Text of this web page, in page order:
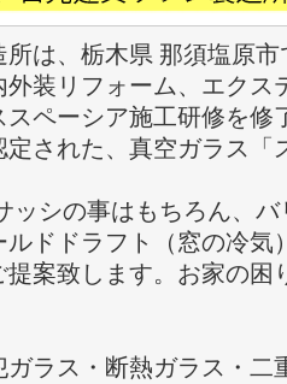
所は、栃木県 那須塩原
外装リフォーム、エクス
スペーシア施工研修を修
された、真空ガラス「
ッシの事はもちろん、
ルドドラフト（窓の冷気
案致します。お家の困
ガラス・断熱ガラス・二